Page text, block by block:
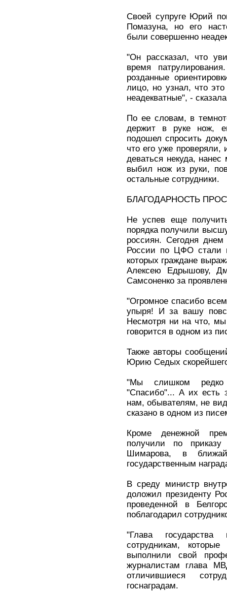
Своей супруге Юрий
Помазуна, но его
были совершенно
"Он рассказал, что
время
розданные
лицо, но узнал, что
неадекватные", -
По ее словам, в
держит в руке нож,
подошел спросить
что его уже проверяли,
деваться некуда,
выбил нож из руки,
остальные сотрудники.
БЛАГОДАРНОСТЬ
Не успев еще
порядка получили
россиян. Сегодня
России по ЦФО стали
которых граждане
Алексею Едрышову,
Самсоненко за
"Огромное спасибо
упыря! И за вашу
Несмотря ни на что,
говорится в одном из
Также авторы
Юрию Седых
"Мы слишком редко
"Спасибо"... А их есть
нам, обывателям, не
сказано в одном из
Кроме денежной
получили по приказу
Шимарова, в
государственным
В среду министр
доложил президенту
проведенной в
поблагодарил
"Глава государства
сотрудникам,
выполнили свой
журналистам глава
отличившиеся
госнаградам.